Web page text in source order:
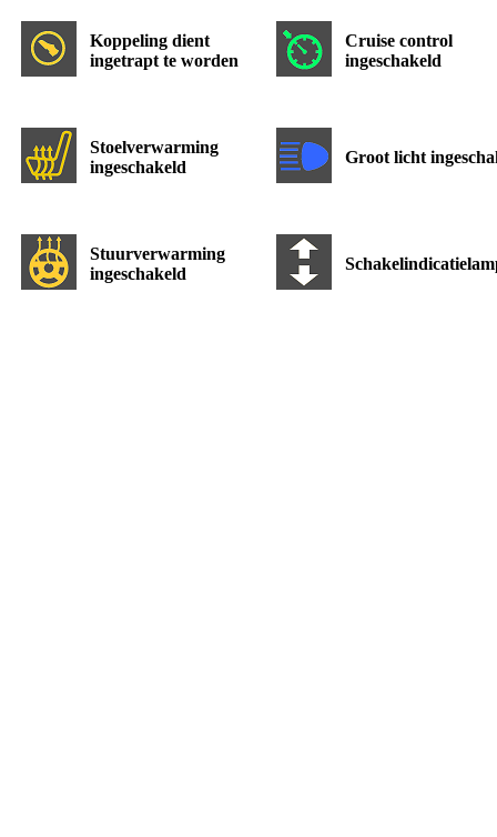
Koppeling dient
ingetrapt te worden
Cruise control
ingeschakeld
Stoelverwarming
ingeschakeld
Groot licht
Stuurverwarming
ingeschakeld